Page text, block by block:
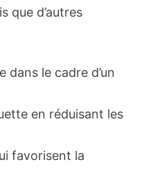
que d’autres
le cadre d’un
en réduisant les
favorisent la